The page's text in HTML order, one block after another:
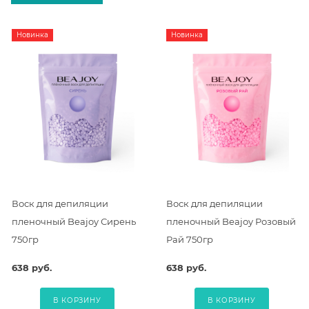
Новинка
Воск для депиляции
пленочный Beajoy Сирень
750гр
638 руб.
В КОРЗИНУ
Новинка
Воск для депиляции
пленочный Beajoy Розовый
Рай 750гр
638 руб.
В КОРЗИНУ